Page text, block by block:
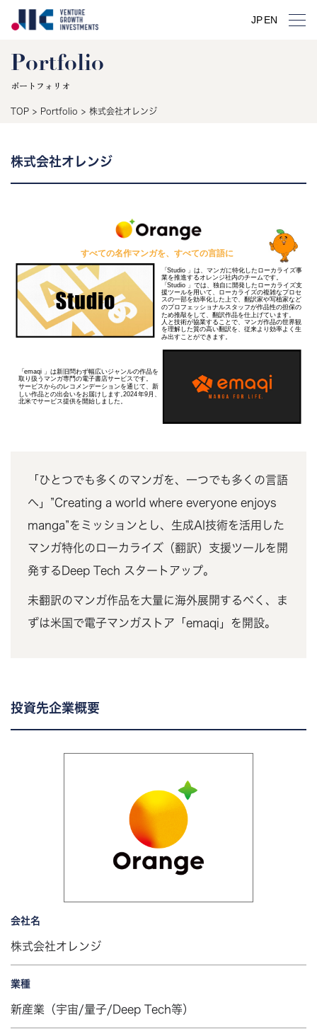
JPEN
Portfolio
ポートフォリオ
TOP > Portfolio > 株式会社オレンジ
株式会社オレンジ
「ひとつでも多くのマンガを、一つでも多くの言語
へ」”Creating a world where everyone enjoys
manga”をミッションとし、生成AI技術を活用した
マンガ特化のローカライズ（翻訳）支援ツールを開
発するDeep Tech スタートアップ。
未翻訳のマンガ作品を大量に海外展開するべく、ま
ずは米国で電子マンガストア「emaqi」を開設。
投資先企業概要
会社名
株式会社オレンジ
業種
新産業（宇宙/量子/Deep Tech等）